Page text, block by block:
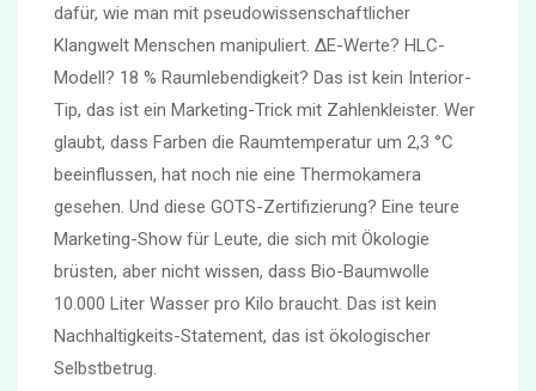
dafür, wie man mit pseudowissenschaftlicher
Klangwelt Menschen manipuliert. ΔE-Werte? HLC-
Modell? 18 % Raumlebendigkeit? Das ist kein Interior-
Tip, das ist ein Marketing-Trick mit Zahlenkleister. Wer
glaubt, dass Farben die Raumtemperatur um 2,3 °C
beeinflussen, hat noch nie eine Thermokamera
gesehen. Und diese GOTS-Zertifizierung? Eine teure
Marketing-Show für Leute, die sich mit Ökologie
brüsten, aber nicht wissen, dass Bio-Baumwolle
10.000 Liter Wasser pro Kilo braucht. Das ist kein
Nachhaltigkeits-Statement, das ist ökologischer
Selbstbetrug.